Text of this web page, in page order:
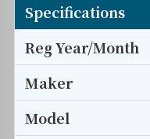
Specifications
Reg Year/Month
Maker
Model